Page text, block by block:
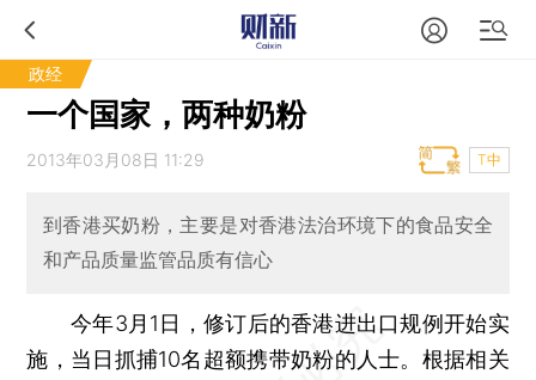
政经
一个国家，两种奶粉
2013年03月08日 11:29 T中
到香港买奶粉，主要是对香港法治环境下的食品安全
和产品质量监管品质有信心
今年3月1日，修订后的香港进出口规例开始实
施，当日抓捕10名超额携带奶粉的人士。根据相关